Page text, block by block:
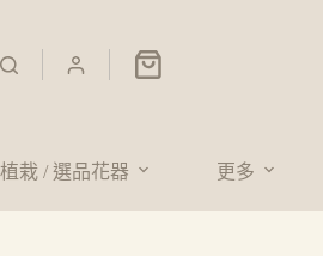
栽 / 選品花器 更多